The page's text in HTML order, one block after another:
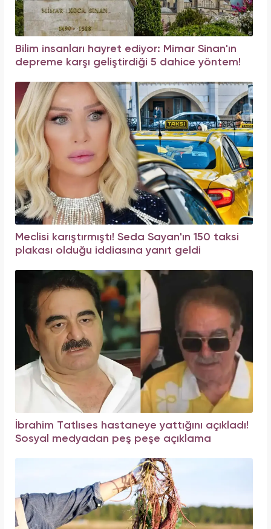
Bilim insanları hayret ediyor: Mimar Sinan'ın
depreme karşı geliştirdiği 5 dahice yöntem!
Meclisi karıştırmıştı! Seda Sayan'ın 150 taksi
plakası olduğu iddiasına yanıt geldi
İbrahim Tatlıses hastaneye yattığını açıkladı!
Sosyal medyadan peş peşe açıklama